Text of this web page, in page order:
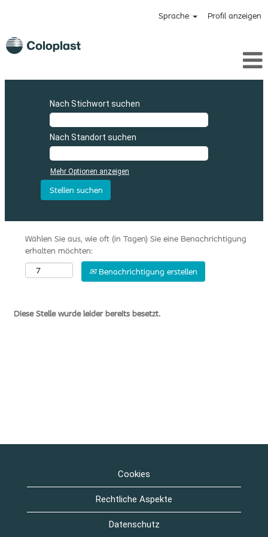
Sprache Profil anzeigen
Nach Stichwort suchen
Nach Standort suchen
Mehr Optionen anzeigen
Wählen Sie aus, wie oft (in Tagen) Sie eine Benachrichtigung
erhalten möchten:
Benachrichtigung erstellen
Diese Stelle wurde leider bereits besetzt.
Cookies
Rechtliche Aspekte
Datenschutz